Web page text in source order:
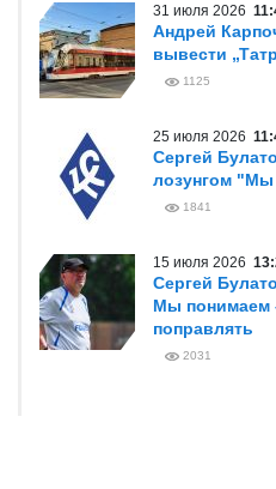
31 июля 2026
Андрей
вывести
1125
25 июля 2026
Сергей
лозунгом "Мы
1841
15 июля 2026
Сергей
Мы понимаем
поправлять
2031